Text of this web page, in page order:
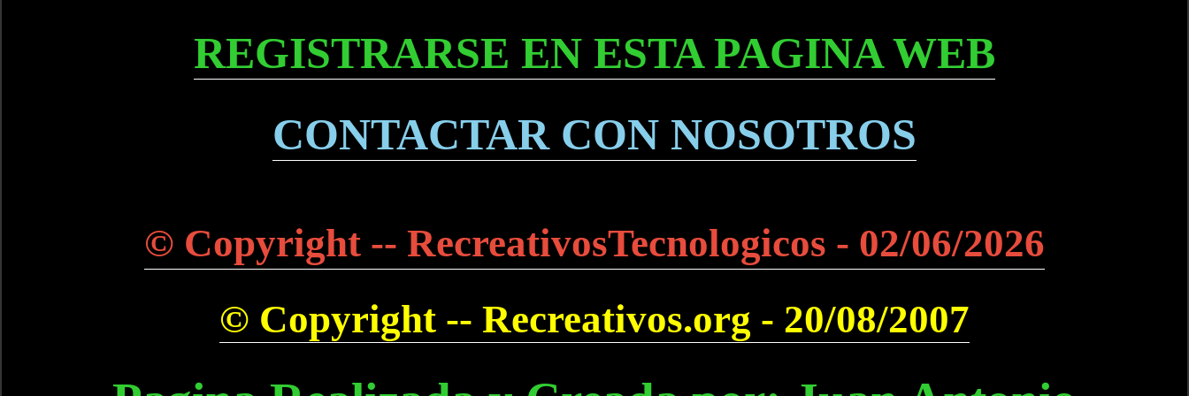
REGISTRARSE EN ESTA PAGINA WEB
CONTACTAR CON NOSOTROS
© Copyright -- RecreativosTecnologicos - 02/06/2026
© Copyright -- Recreativos.org - 20/08/2007